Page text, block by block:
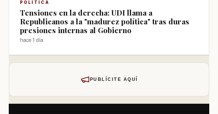
POLÍTICA
Tensiones en la derecha: UDI llama a
Republicanos a la "madurez política" tras duras
presiones internas al Gobierno
hace 1 día
PUBLÍCITE AQUÍ